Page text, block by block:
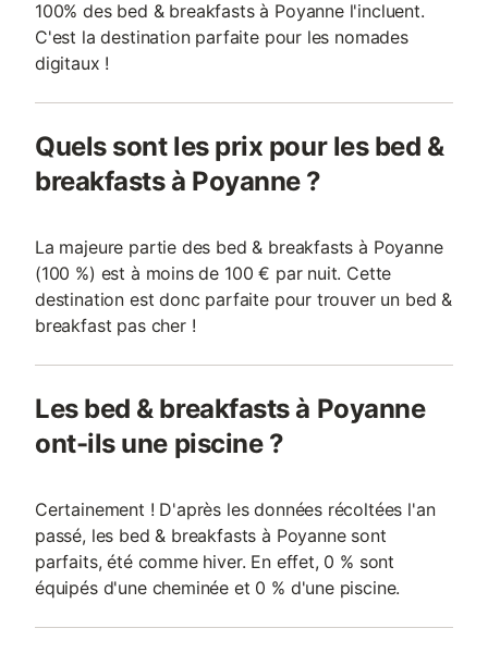
100% des bed & breakfasts à Poyanne l'incluent.
C'est la destination parfaite pour les nomades
digitaux !
Quels sont les prix pour les bed &
breakfasts à Poyanne ?
La majeure partie des bed & breakfasts à Poyanne
(100 %) est à moins de 100 € par nuit. Cette
destination est donc parfaite pour trouver un bed &
breakfast pas cher !
Les bed & breakfasts à Poyanne
ont-ils une piscine ?
Certainement ! D'après les données récoltées l'an
passé, les bed & breakfasts à Poyanne sont
parfaits, été comme hiver. En effet, 0 % sont
équipés d'une cheminée et 0 % d'une piscine.